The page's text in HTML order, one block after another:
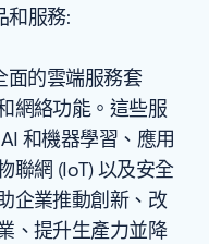
和服務:
面的雲端服務套
網絡功能。這些服
和機器學習、應用
聯網 (IoT) 以及安全
企業推動創新、改
、提升生產力並降